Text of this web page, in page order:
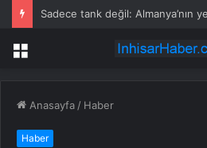
Menü
Anasayfa / Haber
Haber